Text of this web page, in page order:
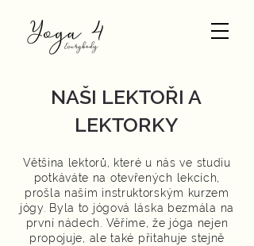
NAŠI LEKTOŘI A
LEKTORKY
Většina lektorů, které u nás ve studiu
potkáváte na otevřených lekcích,
prošla naším instruktorským kurzem
jógy. Byla to jógová láska bezmála na
první nádech. Věříme, že jóga nejen
propojuje, ale také přitahuje stejně